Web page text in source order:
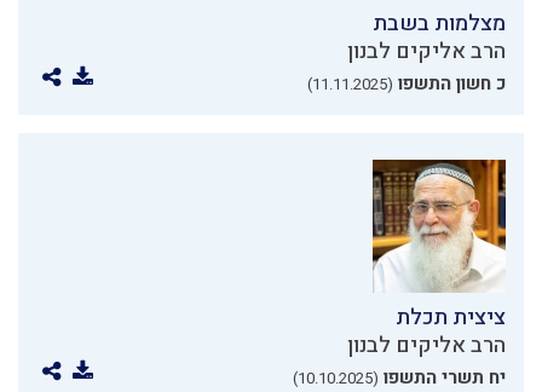
מצלמות בשבת
הרב אליקים לבנון
כ חשון התשפו (11.11.2025)
ציצית תכלת
הרב אליקים לבנון
יח תשרי התשפו (10.10.2025)